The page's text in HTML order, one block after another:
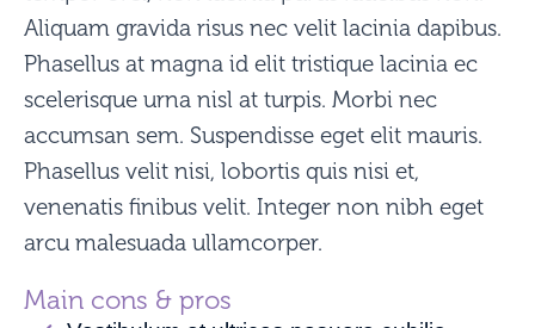
Aliquam gravida risus nec velit lacinia dapibus.
Phasellus at magna id elit tristique lacinia ec
scelerisque urna nisl at turpis. Morbi nec
accumsan sem. Suspendisse eget elit mauris.
Phasellus velit nisi, lobortis quis nisi et,
venenatis finibus velit. Integer non nibh eget
arcu malesuada ullamcorper.
Main cons & pros